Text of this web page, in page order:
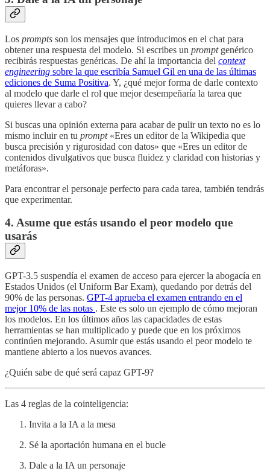
Los prompts son los mensajes que introducimos en el chat para
obtener una respuesta del modelo. Si escribes un promptgenérico
recibirás respuestas genéricas. De ahí la importancia del context
engineering sobre la que escribía Samuel Gil en una de las últimas
ediciones de Suma Positiva. Y, ¿qué mejor forma de darle contexto
al modelo que darle el rol que mejor desempeñaría la tarea que
quieres llevar a cabo?
Si buscas una opinión externa para acabar de pulir un texto no es lo
mismo incluir en tu prompt«Eres un editor de la Wikipedia que
busca precisión y rigurosidad con datos» que «Eres un editor de
contenidos divulgativos que busca fluidez y claridad con historias y
metáforas».
Para encontrar el personaje perfecto para cada tarea, también tendrás
que experimentar.
4. Asume que estás usando el peor modelo que
usarás
GPT-3.5 suspendía el examen de acceso para ejercer la abogacía en
Estados Unidos (el Uniform Bar Exam), quedando por detrás del
90% de las personas. GPT-4 aprueba el examen entrando en el
mejor 10% de las notas . Este es solo un ejemplo de cómo mejoran
los modelos. En los últimos años las capacidades de estas
herramientas se han multiplicado y puede que en los próximos
continúen mejorando. Asumir que estás usando el peor modelo te
mantiene abierto a los nuevos avances.
¿Quién sabe de qué será capaz GPT-9?
Las 4 reglas de la cointeligencia:
Invita a la IA a la mesa
Sé la aportación humana en el bucle
Dale a la IA un personaje